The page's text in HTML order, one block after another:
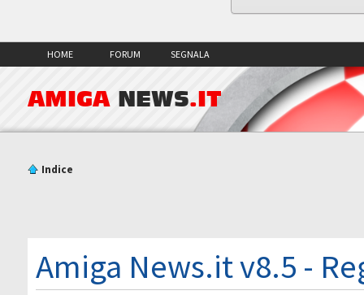
HOME FORUM SEGNALA
AMIGA NEWS.IT
Indice
Amiga News.it v8.5 -